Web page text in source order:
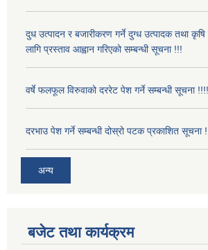
दुध उत्पादन र बजारीकरण गर्ने दुग्ध उत्पादक तथा
लागि प्रस्ताव आह्वान गरिएको सम्बन्धी सूचना !!!
वर्षे फलफूल विरुवाको दररेट पेश गर्ने सम्बन्धी सूचना
दरभाउ पेश गर्ने सम्बन्धी दोस्रो पटक प्रकाशित सूचना
अन्य
बजेट तथा कार्यक्रम